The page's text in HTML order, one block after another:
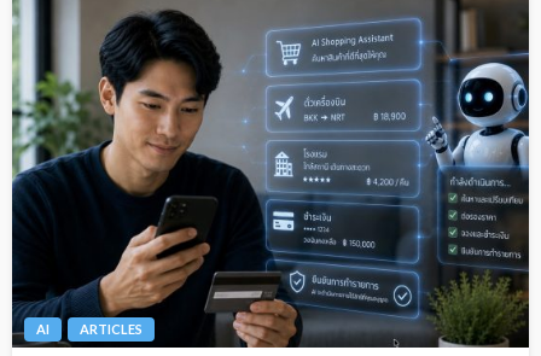
AI ARTICLES